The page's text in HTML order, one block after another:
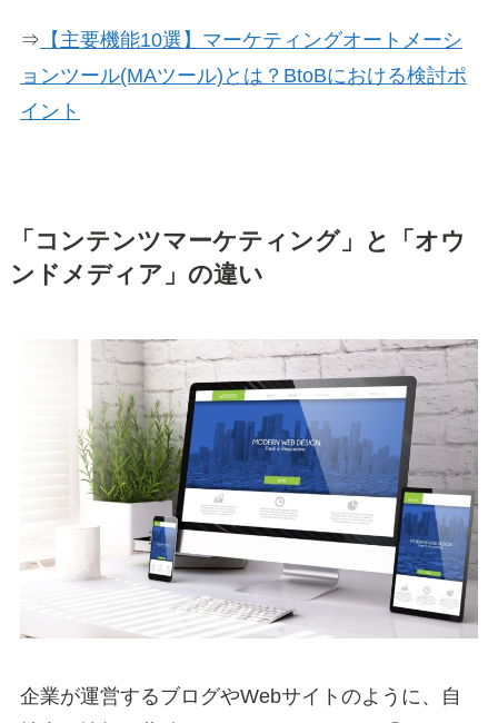
⇒ 【主要機能10選】マーケティングオートメーシ
ョンツール(MAツール)とは？BtoBにおける検討ポ
イント
「コンテンツマーケティング」と「オウ
ンドメディア」の違い
企業が運営するブログやWebサイトのように、自